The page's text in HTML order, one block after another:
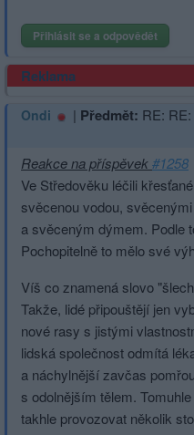
Přihlásit se a odpovědět
Reklama
Ondi | Předmět: RE:
Reakce na příspěvek#1258
Ve Středověku léčili
svěcenou vodou,
a svěceným dýmem. Podle
Pochopitelně to mělo své
Víš co znamená slovo
Takže, lidé připouštějí jen
nové rasy s jistými
lidská společnost odmítá
a náchylnější zavčas
s odolnějším tělem.
takhle provozovat několik